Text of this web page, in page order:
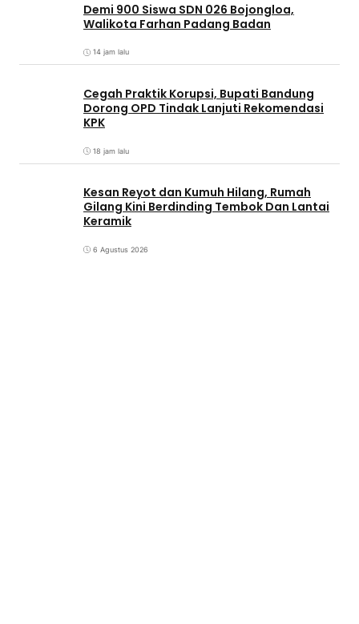
Demi 900 Siswa SDN 026 Bojongloa,
Walikota Farhan Padang Badan
14 jam lalu
Cegah Praktik Korupsi, Bupati Bandung
Dorong OPD Tindak Lanjuti Rekomendasi
KPK
18 jam lalu
Kesan Reyot dan Kumuh Hilang, Rumah
Gilang Kini Berdinding Tembok Dan Lantai
Keramik
6 Agustus 2026